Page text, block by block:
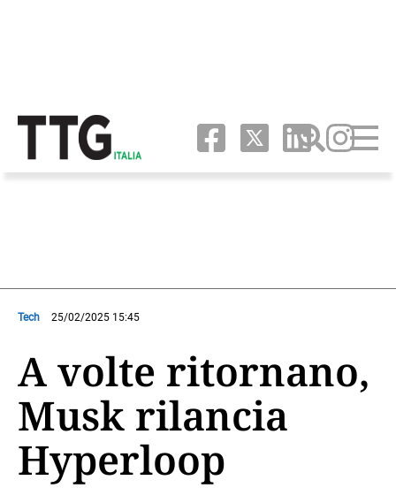
Tech 25/02/2025 15:45
A volte ritornano,
Musk rilancia
Hyperloop